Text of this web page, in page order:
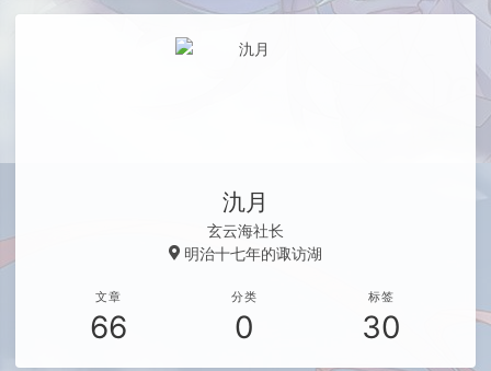
氿月
玄云海社长
明治十七年的诹访湖
文章
66
分类
0
标签
30